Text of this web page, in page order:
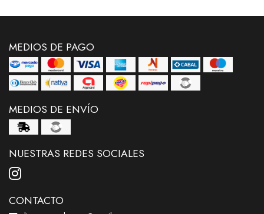
MEDIOS DE PAGO
MEDIOS DE ENVÍO
NUESTRAS REDES SOCIALES
CONTACTO